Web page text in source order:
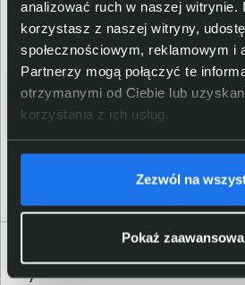
analizować ruch w naszej witrynie.
korzystasz z naszej witryny,
społecznościowym, reklamowym i
Partnerzy mogą połączyć te
otrzymanymi od Ciebie lub
korzystania z ich usług.
Zezwól na
Pokaż
Dane producenta
-
Osoba odpowiedzialna za
produkt
Klienci, którzy kupili ten
wybierali również